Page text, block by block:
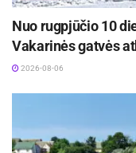
Nuo rugpjūčio 10
Vakarinės gatvės
2026-08-06